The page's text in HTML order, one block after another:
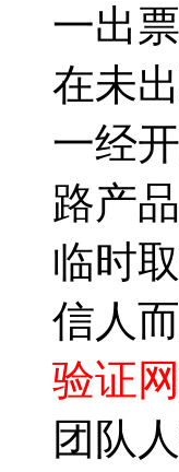
一出
在未
一经
路产
临时
信人
验证
团队